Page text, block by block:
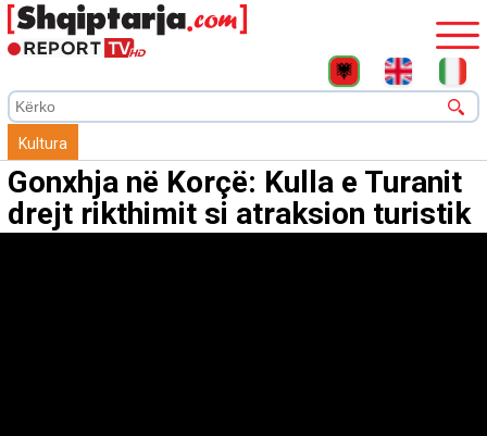
Kultura
Gonxhja në Korçë: Kulla e Turanit
drejt rikthimit si atraksion turistik